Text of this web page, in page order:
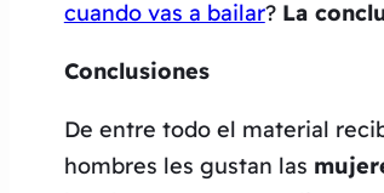
cuando vas a bailar? La
Conclusiones
De entre todo el material
hombres les gustan las